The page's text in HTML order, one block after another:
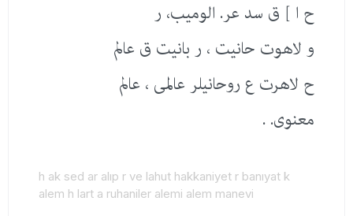
ح ا ] ق سد عر. الومیب، ر
و لاهوت حانیت ، ر بانیت ق عالم
ح لاهرت ع روحانیلر عالمی ، عالم
معنوی. .
h ak sed ar alıp r ve lahut hakkaniyet r banıyat k
alem h lart a ruhaniler alemi alem manevi